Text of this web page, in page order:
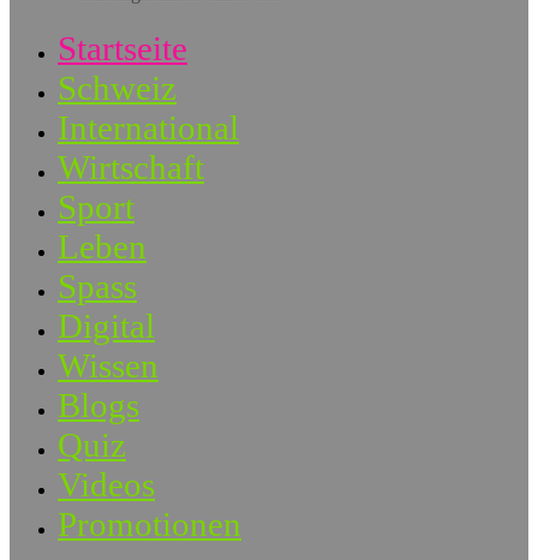
Startseite
Schweiz
International
Wirtschaft
Sport
Leben
Spass
Digital
Wissen
Blogs
Quiz
Videos
Promotionen